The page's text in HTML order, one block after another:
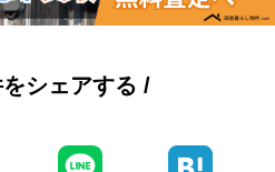
シェアする /